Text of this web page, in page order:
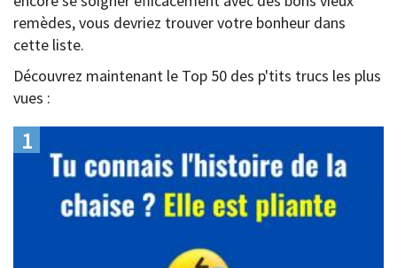
remèdes, vous devriez trouver votre bonheur dans
cette liste.
Découvrez maintenant le Top 50 des p'tits trucs les plus
vues :
1